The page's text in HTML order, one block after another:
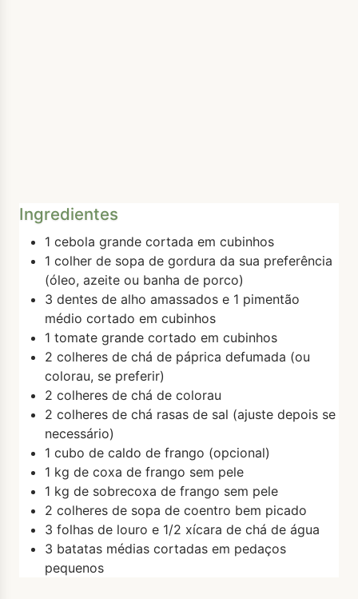
Ingredientes
1 cebola grande cortada em cubinhos
1 colher de sopa de gordura da sua preferência
(óleo, azeite ou banha de porco)
3 dentes de alho amassados e 1 pimentão
médio cortado em cubinhos
1 tomate grande cortado em cubinhos
2 colheres de chá de páprica defumada (ou
colorau, se preferir)
2 colheres de chá de colorau
2 colheres de chá rasas de sal (ajuste depois se
necessário)
1 cubo de caldo de frango (opcional)
1 kg de coxa de frango sem pele
1 kg de sobrecoxa de frango sem pele
2 colheres de sopa de coentro bem picado
3 folhas de louro e 1/2 xícara de chá de água
3 batatas médias cortadas em pedaços
pequenos